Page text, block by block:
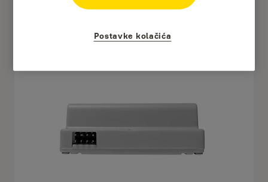
Sync modul za bravu
Postavke kolačića